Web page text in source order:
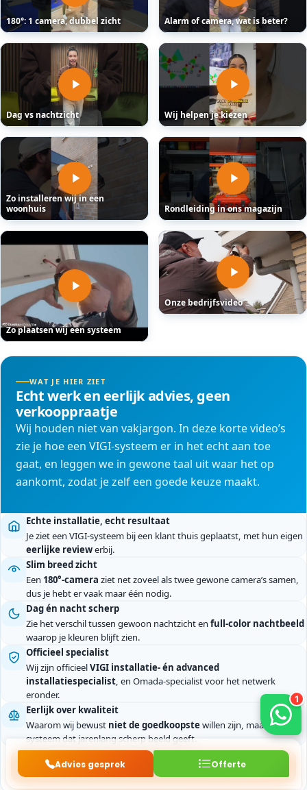
Advies gesprek Offerte
180°: 1 camera, dubbel zicht
Dag vs nachtzicht
Zo installeren wij in een
woonhuis
Zo plaatsen wij een systeem
Alarm of camera, wat is beter?
Wij helpen je kiezen
Rondleiding in ons magazijn
Onze bedrijfsvideo
WAT JE HIER ZIET
Echt werk en eerlijk advies, geen
verkooppraatje
Wij houden niet van vakjargon. In deze korte video’s
zie je hoe een VIGI-systeem er in het echt aan toe
gaat, en leggen we in gewone taal uit waar het op
aankomt, zodat je zelf een goede keuze maakt.
Echte installatie, echt resultaat
Je ziet een VIGI-systeem bij een klant thuis geplaatst, met hun eigen
eerlijke reviewerbij.
Slim breed zicht
Een 180°-camera ziet net zoveel als twee gewone camera’s samen,
dus je hebt er vaak maar één nodig.
Dag én nacht scherp
Zie het verschil tussen gewoon nachtzicht en full-color nachtbeeld
waarop je kleuren blijft zien.
Officieel specialist
Wij zijn officieelVIGI installatie- én advanced
installatiespecialist, en Omada-specialist voor het netwerk
eronder.
Eerlijk over kwaliteit
Waarom wij bewust niet de goedkoopstewillen zijn, maar wel een
systeem dat jarenlang scherp beeld geeft.
Bekijk wat jouw VIGI-systeem kost →